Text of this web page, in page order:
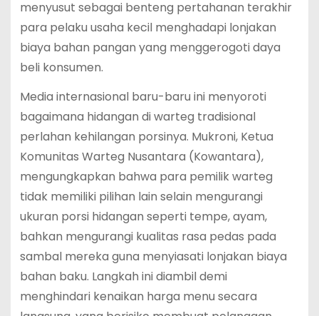
menyusut sebagai benteng pertahanan terakhir
para pelaku usaha kecil menghadapi lonjakan
biaya bahan pangan yang menggerogoti daya
beli konsumen.
Media internasional baru-baru ini menyoroti
bagaimana hidangan di warteg tradisional
perlahan kehilangan porsinya. Mukroni, Ketua
Komunitas Warteg Nusantara (Kowantara),
mengungkapkan bahwa para pemilik warteg
tidak memiliki pilihan lain selain mengurangi
ukuran porsi hidangan seperti tempe, ayam,
bahkan mengurangi kualitas rasa pedas pada
sambal mereka guna menyiasati lonjakan biaya
bahan baku. Langkah ini diambil demi
menghindari kenaikan harga menu secara